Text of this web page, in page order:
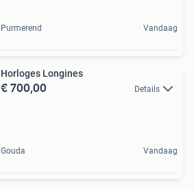
Purmerend Vandaag
Horloges Longines
€ 700,00 Details
Gouda Vandaag